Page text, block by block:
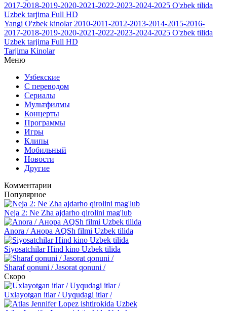
Yangi O'zbek kinolar 2010-2011-2012-2013-2014-2015-2016-
2017-2018-2019-2020-2021-2022-2023-2024-2025 O'zbek tilida
Uzbek tarjima Full HD
Tarjima Kinolar
Меню
Узбекские
С переводом
Сериалы
Мультфилмы
Концерты
Программы
Игры
Клипы
Мобильный
Новости
Другие
Комментарии
Популярное
Neja 2: Ne Zha ajdarho qirolini mag'lub
Anora / Анора AQSh filmi Uzbek tilida
Siyosatchilar Hind kino Uzbek tilida
Sharaf qonuni / Jasorat qonuni /
Скоро
Uxlayotgan itlar / Uyqudagi itlar /